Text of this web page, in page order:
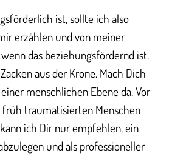
ist, sollte ich also
erzählen und von meiner
das beziehungsfördernd ist.
aus der Krone. Mach Dich
menschlichen Ebene da. Vor
traumatisierten Menschen
ich Dir nur empfehlen, ein
und als professioneller